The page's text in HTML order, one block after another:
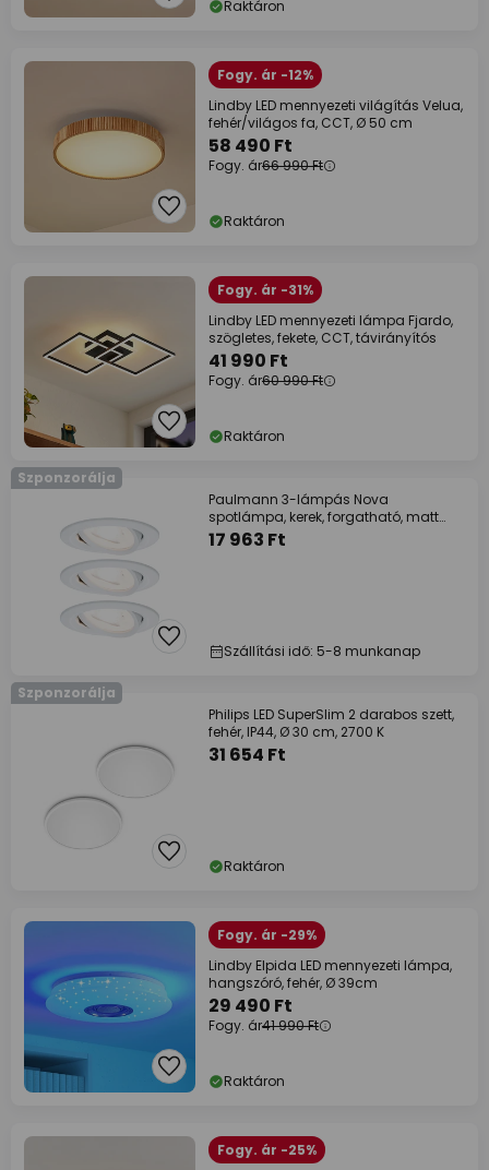
Raktáron
Fogy. ár -12%
Lindby LED mennyezeti világítás Velua,
fehér/világos fa, CCT, Ø 50 cm
58 490 Ft
Fogy. ár66 990 Ft
Raktáron
Fogy. ár -31%
Lindby LED mennyezeti lámpa Fjardo,
szögletes, fekete, CCT, távirányítós
41 990 Ft
Fogy. ár60 990 Ft
Raktáron
Szponzorálja
Paulmann 3-lámpás Nova
spotlámpa, kerek, forgatható, matt
fehér, GU10, 2700K
17 963 Ft
Szállítási idő: 5-8 munkanap
Szponzorálja
Philips LED SuperSlim 2 darabos szett,
fehér, IP44, Ø 30 cm, 2700 K
31 654 Ft
Raktáron
Fogy. ár -29%
Lindby Elpida LED mennyezeti lámpa,
hangszóró, fehér, Ø 39cm
29 490 Ft
Fogy. ár41 990 Ft
Raktáron
Fogy. ár -25%